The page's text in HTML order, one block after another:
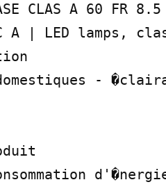
CLAS A 60 FR
A | LED lamps,
-